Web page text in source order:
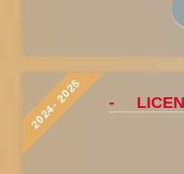
2024- 2025 -